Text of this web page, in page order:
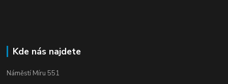
Kde nás najdete
Náměstí Míru 551